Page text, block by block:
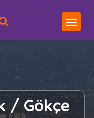
/ Gökçe